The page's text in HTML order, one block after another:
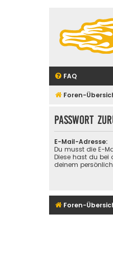
FAQ
Foren-
Passwort
E-Mail-Adresse:
Du musst die E-
Diese hast du bei
deinem
Foren-